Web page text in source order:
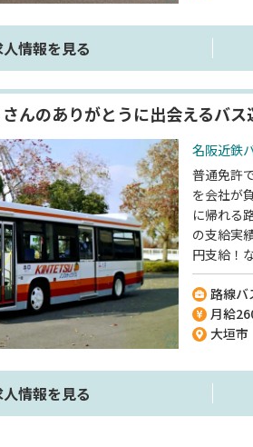
情報を見る
んのありがとうに出会えるバス
名阪近鉄
普通免許
を会社が
に帰れる
の支給実
円支給！
員寮に月
屋ですよ
のドライ
てくださ
路線バ
月給
大垣市
情報を見る